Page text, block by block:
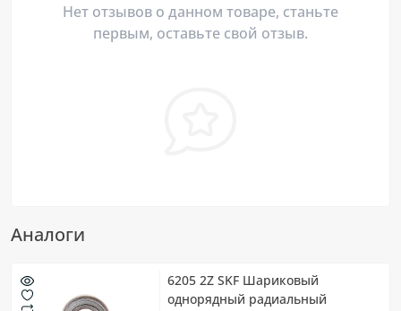
Нет отзывов о данном товаре, станьте
первым, оставьте свой отзыв.
Аналоги
6205 2Z SKF Шариковый
однорядный радиальный